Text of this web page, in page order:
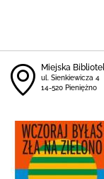
Miejska
ul. Sienkiewicza 4
14-520 Pieniężno